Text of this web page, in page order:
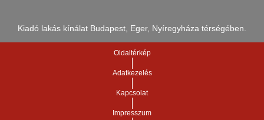
Kiadó lakás kínálat Budapest, Eger, Nyíregyháza térségében.
Oldaltérkép
Adatkezelés
Kapcsolat
Impresszum